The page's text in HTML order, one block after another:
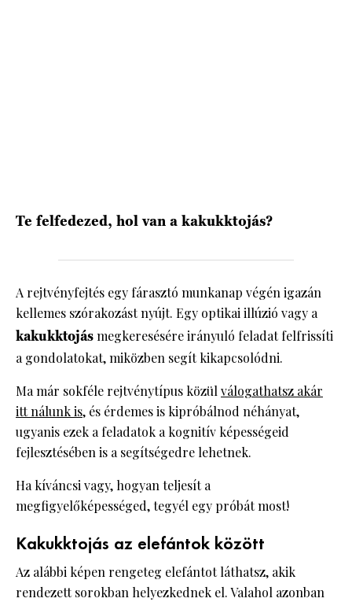
Te felfedezed, hol van a kakukktojás?
A rejtvényfejtés egy fárasztó munkanap végén igazán
kellemes szórakozást nyújt. Egy optikai illúzió vagy a
kakukktojásmegkeresésére irányuló feladat felfrissíti
a gondolatokat, miközben segít kikapcsolódni.
Ma már sokféle rejtvénytípus közülválogathatsz akár
itt nálunk is, és érdemes is kipróbálnod néhányat,
ugyanis ezek a feladatok a kognitív képességeid
fejlesztésében is a segítségedre lehetnek.
Ha kíváncsi vagy, hogyan teljesít a
megfigyelőképességed, tegyél egy próbát most!
Kakukktojás az elefántok között
Az alábbi képen rengeteg elefántot láthatsz, akik
rendezett sorokban helyezkednek el. Valahol azonban